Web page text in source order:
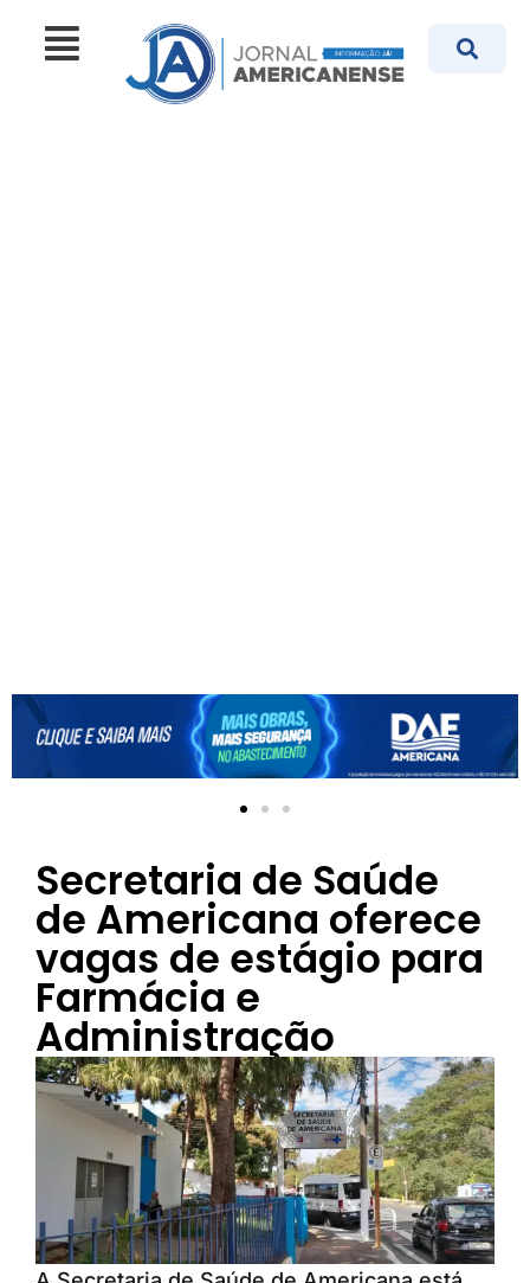
Secretaria de Saúde
de Americana oferece
vagas de estágio para
Farmácia e
Administração